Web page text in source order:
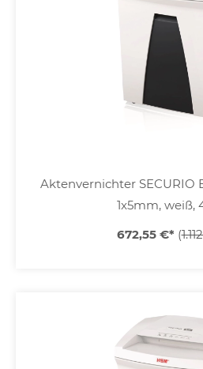
Aktenvernichter SECURIO
1x5mm, weiß,
672,55 €* (